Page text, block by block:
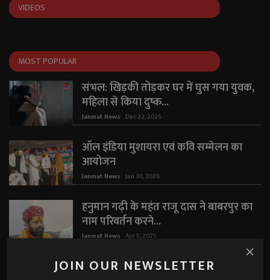
JOIN OUR NEWSLETTER
VIDEOS
MOST POPULAR
संभल: खिड़की तोड़कर घर में घुस गया युवक,
महिला से किया दुष्क...
Janmat News Dec 22, 2025
ऑल इंडिया मुशायरा एवं कवि सम्मेलन का
आयोजन
Janmat News Jan 30, 2026
हनुमान गढ़ी के महंत राजू दास ने बाबरपुर का
नाम परिवर्तन करने...
Janmat News Apr 5, 2025
"मैं कभी शादीशुदा नहीं थी" — घरेलू हिंसा पर